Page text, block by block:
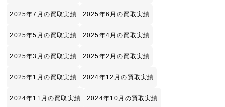
2025年7月の買取実績 2025年6月の買取実績
2025年5月の買取実績 2025年4月の買取実績
2025年3月の買取実績 2025年2月の買取実績
2025年1月の買取実績 2024年12月の買取実績
2024年11月の買取実績 2024年10月の買取実績